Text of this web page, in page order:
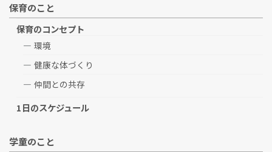
保育のこと
保育のコンセプト
環境
健康な体づくり
仲間との共存
1日のスケジュール
学童のこと